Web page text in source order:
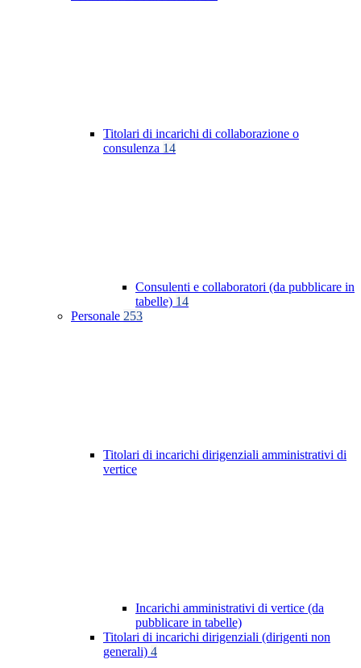
Titolari di incarichi di collaborazione o
consulenza 14
Consulenti e collaboratori (da pubblicare in
tabelle) 14
Personale 253
Titolari di incarichi dirigenziali amministrativi di
vertice
Incarichi amministrativi di vertice (da
pubblicare in tabelle)
Titolari di incarichi dirigenziali (dirigenti non
generali) 4